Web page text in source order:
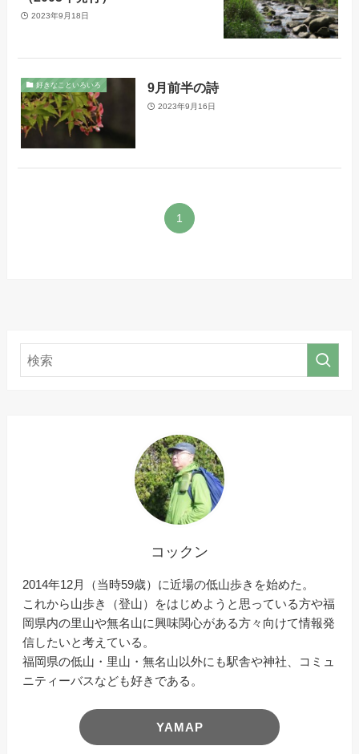
2023年9月18日
好きなこといろいろ 9月前半の詩
2023年9月16日
1
コックン
2014年12月（当時59歳）に近場の低山歩きを始めた。
これから山歩き（登山）をはじめようと思っている方や福
岡県内の里山や無名山に興味関心がある方々向けて情報発
信したいと考えている。
福岡県の低山・里山・無名山以外にも駅舎や神社、コミュ
ニティーバスなども好きである。
YAMAP